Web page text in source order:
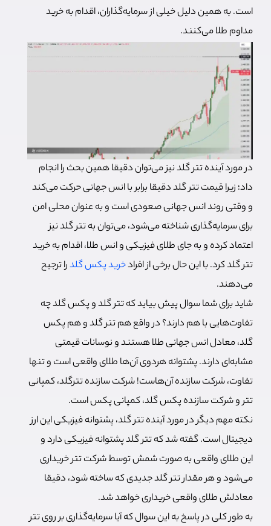
است. به همین دلیل خیلی از سرمایه‌گذاران، اقدام به خرید
مداوم طلا می‌کنند.
در مورد آینده تتر گلد نیز می‌توان دقیقا همین بحث را انجام
داد؛ زیرا قیمت تتر گلد دقیقا برابر با انس جهانی حرکت می‌کند
و وقتی روند انس جهانی صعودی است و به عنوان محلی امن
برای سرمایه‌گذاری شناخته می‌شود، می‌توان به تتر گلد نیز
اعتماد کرده و به جای طلای فیزیکی و انس طلا، اقدام به خرید
تتر گلد کرد. با این حال برخی از افرادخرید پکس گلدرا ترجیح
می‌دهند.
شاید برای شما سوال پیش بیاید که تتر گلد و پکس گلد چه
تفاوت‌هایی با هم دارند؟ در واقع هم تتر گلد و هم پکس
گلد، معادل انس جهانی طلا هستند و نوسانات قیمتی
مشابه‌ای دارند. پشتوانه هردوی آن‌ها طلای واقعی است و تنها
تفاوت، شرکت سازنده آن‌هاست! شرکت سازنده تترگلد، کمپانی
تتر و شرکت سازنده پکس گلد، کمپانی پکس است.
نکته مهم دیگر در مورد آینده تتر گلد، پشتوانه فیزیکی این ارز
دیجیتال است. گفته شد که تتر گلد پشتوانه فیزیکی دارد و
این طلای واقعی به صورت شمش توسط شرکت تتر خریداری
می‌شود و هر مقدار تتر گلد جدیدی که ساخته شود، دقیقا
معادلش طلای واقعی خریداری خواهد شد.
به طور کلی در پاسخ به این سوال که آیا سرمایه‌گذاری بر روی تتر